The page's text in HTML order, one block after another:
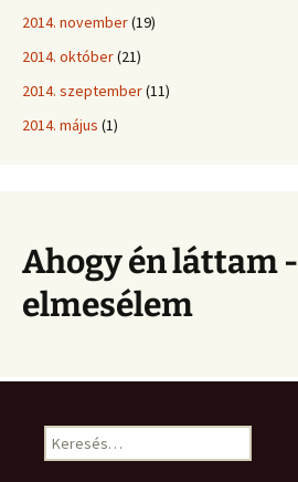
2014. november(19)
2014. október(21)
2014. szeptember(11)
2014. május (1)
Ahogy én láttam -
elmesélem
Keresés: